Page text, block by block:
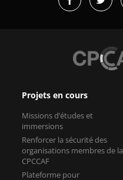
Projets en cours
Missions d’études et
immersions
Renforcer la sécurité des
organisations membres de la
CPCCAF
Plateforme pour